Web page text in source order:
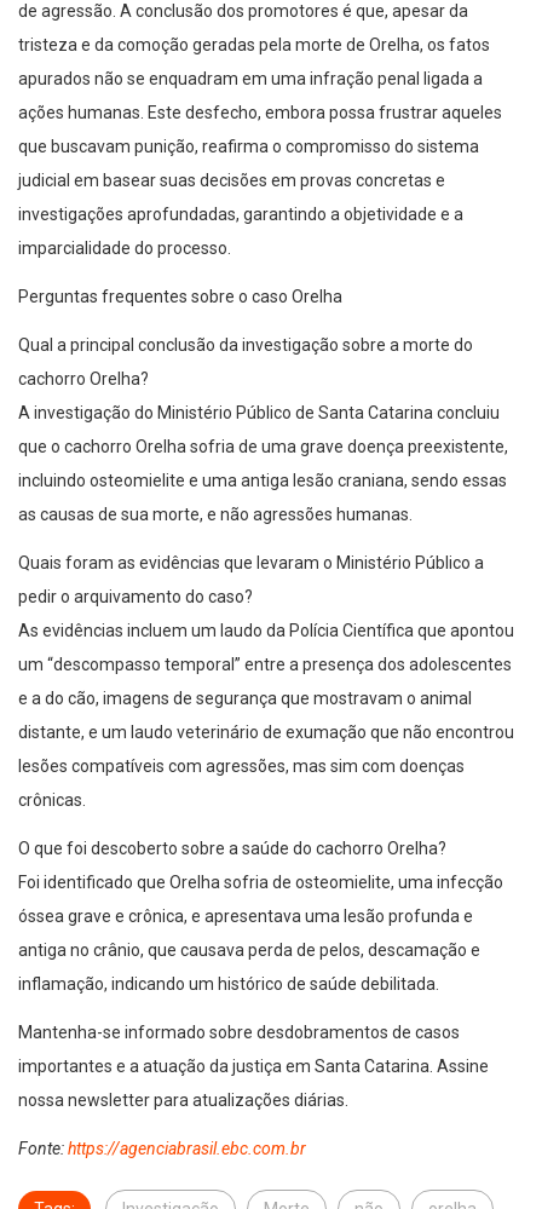
de agressão. A conclusão dos promotores é que, apesar da
tristeza e da comoção geradas pela morte de Orelha, os fatos
apurados não se enquadram em uma infração penal ligada a
ações humanas. Este desfecho, embora possa frustrar aqueles
que buscavam punição, reafirma o compromisso do sistema
judicial em basear suas decisões em provas concretas e
investigações aprofundadas, garantindo a objetividade e a
imparcialidade do processo.
Perguntas frequentes sobre o caso Orelha
Qual a principal conclusão da investigação sobre a morte do
cachorro Orelha?
A investigação do Ministério Público de Santa Catarina concluiu
que o cachorro Orelha sofria de uma grave doença preexistente,
incluindo osteomielite e uma antiga lesão craniana, sendo essas
as causas de sua morte, e não agressões humanas.
Quais foram as evidências que levaram o Ministério Público a
pedir o arquivamento do caso?
As evidências incluem um laudo da Polícia Científica que apontou
um “descompasso temporal” entre a presença dos adolescentes
e a do cão, imagens de segurança que mostravam o animal
distante, e um laudo veterinário de exumação que não encontrou
lesões compatíveis com agressões, mas sim com doenças
crônicas.
O que foi descoberto sobre a saúde do cachorro Orelha?
Foi identificado que Orelha sofria de osteomielite, uma infecção
óssea grave e crônica, e apresentava uma lesão profunda e
antiga no crânio, que causava perda de pelos, descamação e
inflamação, indicando um histórico de saúde debilitada.
Mantenha-se informado sobre desdobramentos de casos
importantes e a atuação da justiça em Santa Catarina. Assine
nossa newsletter para atualizações diárias.
Fonte:https://agenciabrasil.ebc.com.br